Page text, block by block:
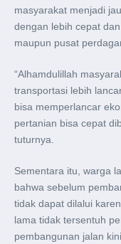
masyarakat menjadi
dengan lebih cepat
maupun pusat
“Alhamdulillah
transportasi lebih
bisa memperlancar
pertanian bisa cepat
tuturnya.
Sementara itu, warga
bahwa sebelum
tidak dapat dilalui
lama tidak tersentuh
pembangunan jalan